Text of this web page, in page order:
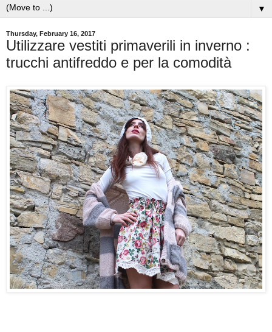
▼
Thursday, February 16, 2017
Utilizzare vestiti primaverili in inverno :
trucchi antifreddo e per la comodità